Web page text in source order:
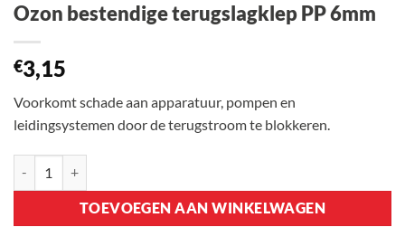
Ozon bestendige terugslagklep PP 6mm
€3,15
Voorkomt schade aan apparatuur, pompen en
leidingsystemen door de terugstroom te blokkeren.
TOEVOEGEN AAN WINKELWAGEN